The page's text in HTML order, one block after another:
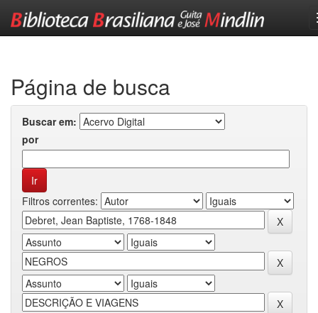
Página de busca
Buscar em:
por
Filtros correntes: